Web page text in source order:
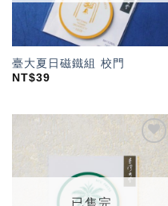
臺大夏日磁鐵組 校門
NT$39
望輕